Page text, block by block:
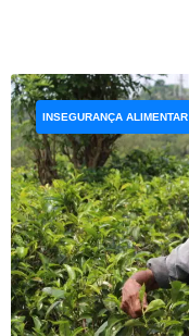
INSEGURANÇA ALIMENTAR